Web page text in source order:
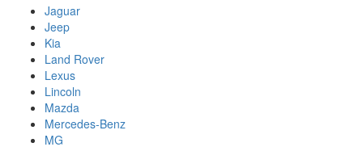
Jaguar
Jeep
Kia
Land Rover
Lexus
Lincoln
Mazda
Mercedes-Benz
MG